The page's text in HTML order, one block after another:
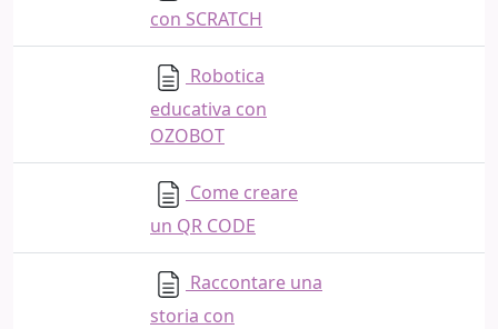
con SCRATCH
Robotica
educativa con
OZOBOT
Come creare
un QR CODE
Raccontare una
storia con